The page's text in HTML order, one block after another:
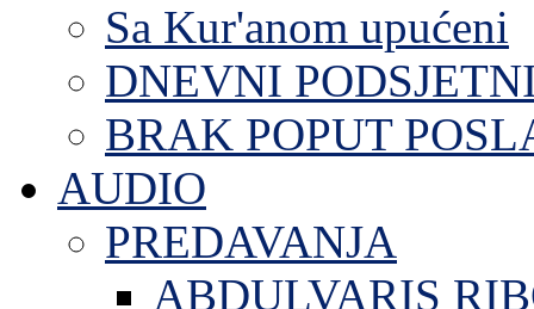
Sa Kur'anom upućeni
DNEVNI
BRAK POPUT
AUDIO
PREDAVANJA
ABDULVARIS